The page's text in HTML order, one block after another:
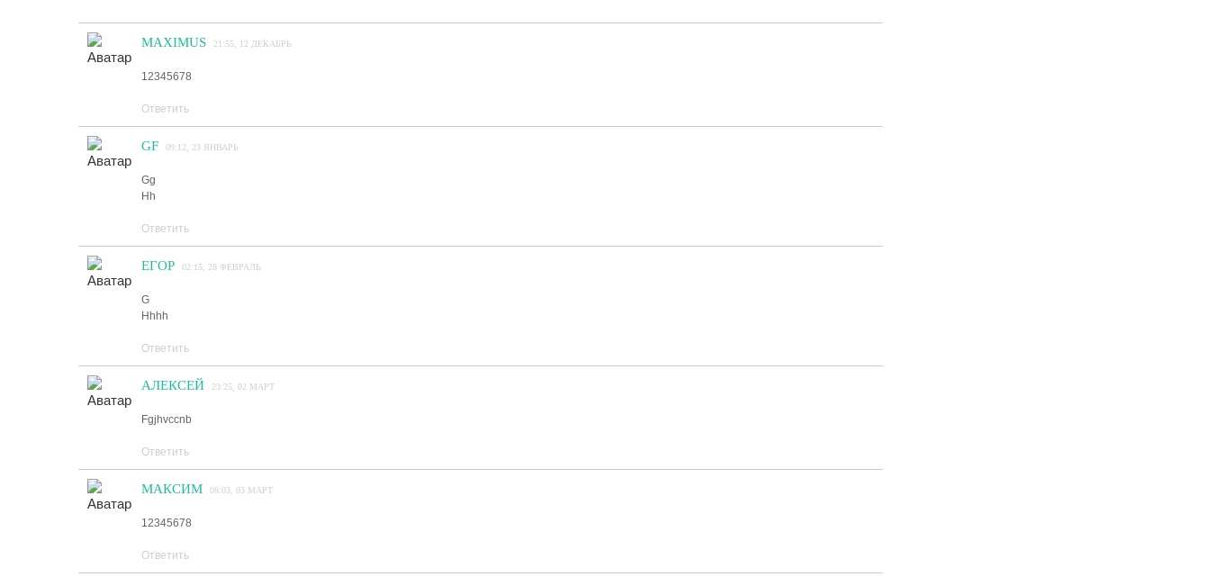
MAXIMUS 21:55, 12 ДЕКАБРЬ
12345678
Ответить
GF 09:12, 23 ЯНВАРЬ
Gg
Hh
Ответить
ЕГОР 02:15, 28 ФЕВРАЛЬ
G
Hhhh
Ответить
АЛЕКСЕЙ 23:25, 02 МАРТ
Fgjhvccnb
Ответить
МАКСИМ 08:03, 03 МАРТ
12345678
Ответить